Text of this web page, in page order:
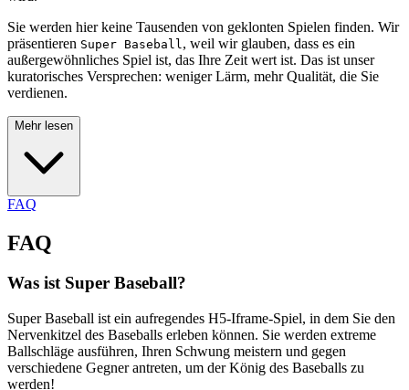
Sie werden hier keine Tausenden von geklonten Spielen finden. Wir
präsentieren Super Baseball , weil wir glauben, dass es ein
außergewöhnliches Spiel ist, das Ihre Zeit wert ist. Das ist unser
kuratorisches Versprechen: weniger Lärm, mehr Qualität, die Sie
verdienen.
Mehr lesen
FAQ
FAQ
Was ist Super Baseball?
Super Baseball ist ein aufregendes H5-Iframe-Spiel, in dem Sie den
Nervenkitzel des Baseballs erleben können. Sie werden extreme
Ballschläge ausführen, Ihren Schwung meistern und gegen
verschiedene Gegner antreten, um der König des Baseballs zu
werden!